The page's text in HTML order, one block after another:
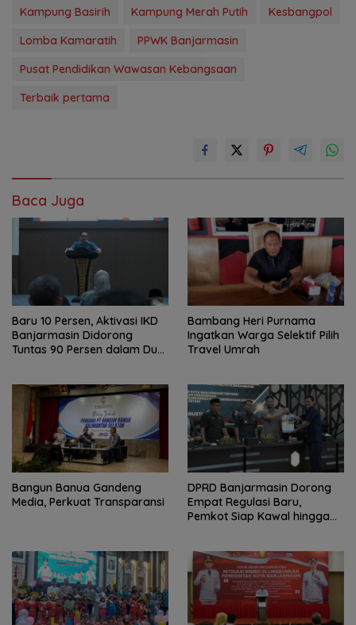
Kampung Basirih Kampung Merah Putih
Kesbangpol
Lomba Kamaratih
PPWK Banjarmasin
Pusat Pendidikan Wawasan Kebangsaan
Terbaik pertama
Baca Juga
Baru 10 Persen, Aktivasi IKD
Banjarmasin Didorong
Tuntas 90 Persen dalam Dua
Bambang Heri Purnama
Ingatkan Warga Selektif Pilih
Travel Umrah
Bangun Banua Gandeng
Media, Perkuat Transparansi
DPRD Banjarmasin Dorong
Empat Regulasi Baru,
Pemkot Siap Kawal hingga